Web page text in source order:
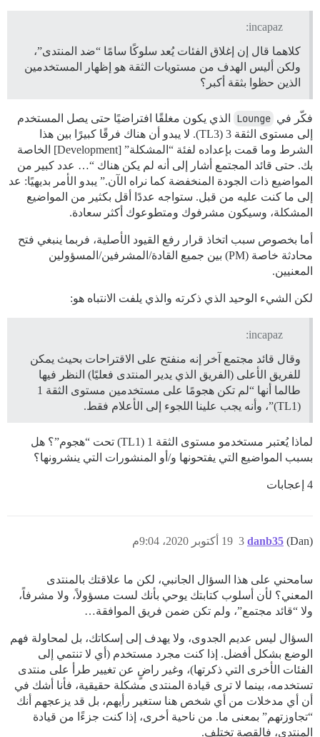
incapaz:
كلاهما قال إن إغلاق الفئات يُعد سلوكًا سامًا “ضد المنتدى”،
ولكن أليس الهدف من مستويات الثقة هو إظهار المستخدمين
الذين حظوا بثقة أكبر؟
فكّر في Lounge
الذي يكون مغلقًا افتراضيًا حتى يصل المستخدم
إلى مستوى الثقة 3 (TL3). لا يبدو أن هناك فرقًا كبيرًا بين هذا
الشرط وما قمت بإعداده لفئة “المشكلة” [Development] الخاصة
بك. حتى قائد المجتمع أشار إلى أنه لم يكن هناك “… عدد كبير من
المواضيع ذات الجودة المنخفضة كما نراه الآن.” يبدو الأمر بديهيًا: عد
إلى ما كنت عليه من قبل. ستواجه عددًا أقل بكثير من المواضيع
المشكلة، وسيكون مشرفوك ومتطوعوك أكثر سعادة.
أما بخصوص سبب اتخاذ قرار رفع القيود الأصلية، فربما ينبغي فتح
محادثة خاصة (PM) بين جميع القادة/المشرفين/المسؤولين
المعنيين.
لكن الشيء الوحيد الذي ذكرته والذي يلفت الانتباه هو:
incapaz:
وقال قائد مجتمع آخر إنه منفتح على الاقتراحات بحيث يمكن
للفريق الأعلى (الفريق الذي يدير المنتدى فعليًا) النظر فيها
طالما أنها “لم تكن هجومًا على مستخدمين مستوى الثقة 1
(TL1)”، وأنه يجب علينا اللجوء إلى الأعلام فقط.
لماذا يُعتبر مستخدمو مستوى الثقة 1 (TL1) تحت “هجوم”؟ هل
بسبب المواضيع التي يفتحونها و/أو المنشورات التي ينشرونها؟
4 إعجابات
danb35 (Dan) 19 أكتوبر 2020، 9:04م 3
سامحني على هذا السؤال الجانبي، لكن ما علاقتك بالمنتدى
المعني؟ لأن أسلوب كتابتك يوحي بأنك لست مسؤولاً، ولا مشرفاً،
ولا “قائد مجتمع”، ولم تكن ضمن فريق الموافقة…
السؤال ليس عديم الجدوى، ولا يهدف إلى إسكاتك، بل لمحاولة فهم
الوضع بشكل أفضل. إذا كنت مجرد مستخدم (أي لا تنتمي إلى
الفئات الأخرى التي ذكرتها)، وغير راضٍ عن تغيير طرأ على منتدى
تستخدمه، بينما لا ترى قيادة المنتدى مشكلة حقيقية، فأنا أشك في
أن أي مدخلات من أي شخص هنا ستغير رأيهم، بل قد يزعجهم أنك
“تجاوزتهم” بمعنى ما. من ناحية أخرى، إذا كنت جزءًا من قيادة
المنتدى، فالقصة تختلف.